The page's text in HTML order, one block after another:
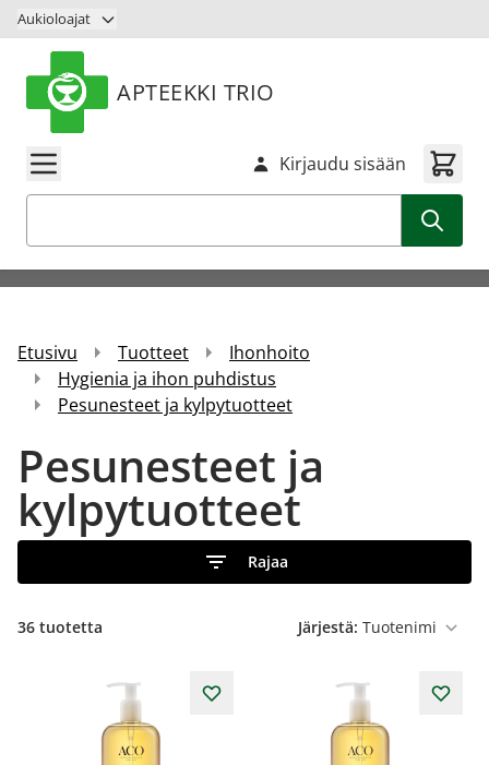
Siirry sisältöön
Aukioloajat
APTEEKKI TRIO
Kirjaudu sisään
Etusivu Tuotteet
Ihonhoito
Hygienia ja ihon puhdistus
Pesunesteet ja kylpytuotteet
Pesunesteet ja
kylpytuotteet
Rajaa
36 tuotetta Järjestä: